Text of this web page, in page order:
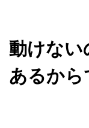
動けない
あるから